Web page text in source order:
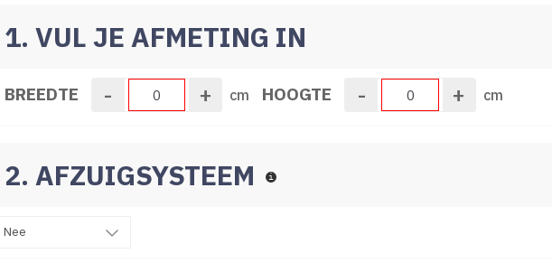
1. VUL JE AFMETING IN
BREEDTE - + cm HOOGTE - + cm
2. AFZUIGSYSTEEM